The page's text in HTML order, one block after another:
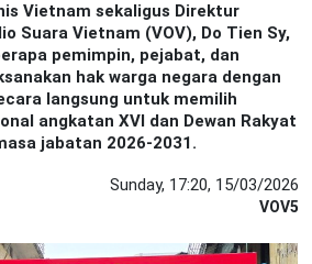
Vietnam sekaligus Direktur
Suara Vietnam (VOV), Do Tien Sy,
pemimpin, pejabat, dan
hak warga negara dengan
langsung untuk memilih
angkatan XVI dan Dewan Rakyat
jabatan 2026-2031.
Sunday, 17:20, 15/03/2026
VOV5